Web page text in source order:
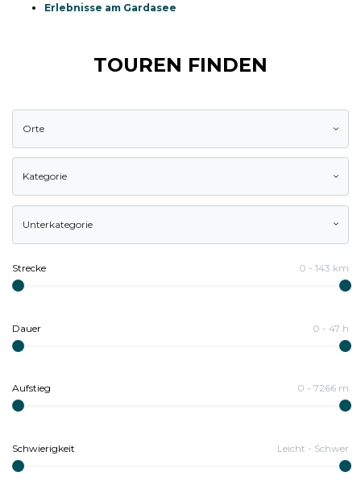
Erlebnisse am Gardasee
TOUREN FINDEN
Orte
Kategorie
Unterkategorie
Strecke 0 - 143 km
Dauer 0 - 47 h
Aufstieg 0 - 7266 m
Schwierigkeit Leicht - Schwer